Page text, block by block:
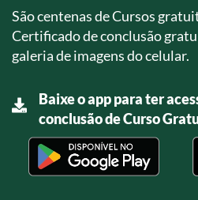
São centenas de Cursos
Certificado de conclusão
galeria de imagens do celular.
Baixe o app para ter
conclusão de Curso